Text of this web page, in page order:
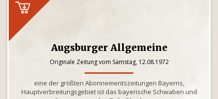
Augsburger Allgemeine
Originale Zeitung vom Samstag, 12.08.1972
eine der größten Abonnementszeitungen Bayerns,
Hauptverbreitungsgebiet ist das bayerische Schwaben und